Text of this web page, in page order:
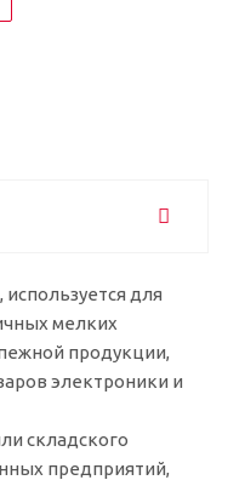
для
мелких
продукции,
электроники и
складского
предприятий,